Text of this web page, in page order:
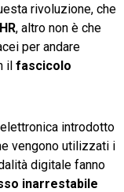
rivoluzione, che
, altro non è che
per andare
il fascicolo
elettronica introdotto
vengono utilizzati i
digitale fanno
inarrestabile